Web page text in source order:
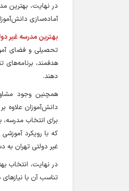
در نهایت، بهترین
آماده‌سازی
بهترین مدرسه غیر
تحصیلی و فضای
هدفمند، برنامه‌های
دهند.
همچنین وجود
دانش‌آموزان علاوه
برای انتخاب
که با رویکرد
غیر دولتی تهران به
در نهایت، انتخاب
تناسب آن با